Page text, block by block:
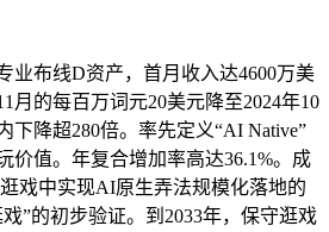
布线D资产，首月收入达4600万美
月的每百万词元20美元降至2024年10
下降超280倍。率先定义“AI Native”
价值。年复合增加率高达36.1%。成
戏中实现AI原生弄法规模化落地的
”的初步验证。到2033年，保守逛戏